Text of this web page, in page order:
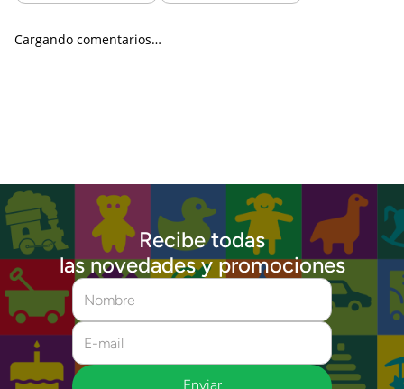
Cargando comentarios…
Recibe todas
las novedades y promociones
Enviar